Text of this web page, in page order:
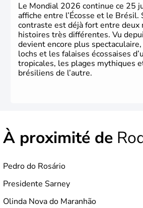
Le Mondial 2026 continue ce 25
affiche entre l’Écosse et le
contraste est déjà fort entre deux
histoires très différentes. Vu
devient encore plus
lochs et les falaises écossaises
tropicales, les plages mythiques
brésiliens de l’autre.
À proximité de
Pedro do Rosário
Presidente Sarney
Olinda Nova do Maranhão